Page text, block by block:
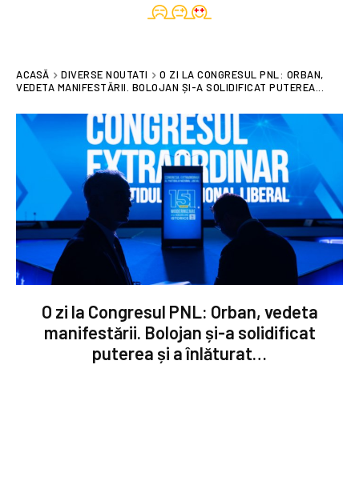
ACASĂ DIVERSE NOUTATI
O ZI LA CONGRESUL PNL: ORBAN,
VEDETA MANIFESTĂRII. BOLOJAN ȘI-A SOLIDIFICAT PUTEREA...
O zi la Congresul PNL: Orban, vedeta
manifestării. Bolojan și-a solidificat
puterea și a înlăturat…